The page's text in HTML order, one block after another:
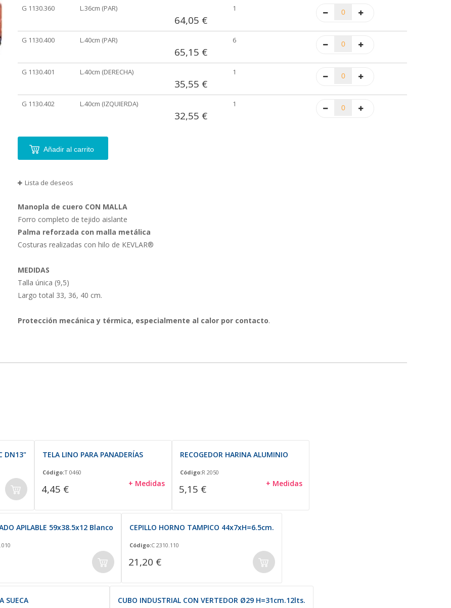
agrupados
G 1130.360 L.36cm (PAR)
64,05 €
1
G 1130.400 L.40cm (PAR)
65,15 €
6
G 1130.401 L.40cm (DERECHA)
35,55 €
1
G 1130.402 L.40cm (IZQUIERDA)
32,55 €
1
Añadir al carrito
Lista de deseos
Manopla de cuero CON MALLA
Forro completo de tejido aislante
Palma reforzada con malla metálica
Costuras realizadas con hilo de KEVLAR®
MEDIDAS
Talla única (9,5)
Largo total 33, 36, 40 cm.
Protección mecánica y térmica, especialmente al calor por contacto.
DN13" TELA LINO PARA PANADERÍAS
Código:T 0460
4,45 € + Medidas
RECOGEDOR HARINA ALUMINIO
Código:R 2050
5,15 € + Medidas
APILABLE 59x38.5x12 Blanco CEPILLO HORNO TAMPICO 44x7xH=6.5cm.
Código:C 2310.110
21,20 €
SUECA CUBO INDUSTRIAL CON VERTEDOR Ø29 H=31cm.12lts.